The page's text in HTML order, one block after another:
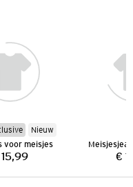
Nieuw
voor meisjes
Prijs: €